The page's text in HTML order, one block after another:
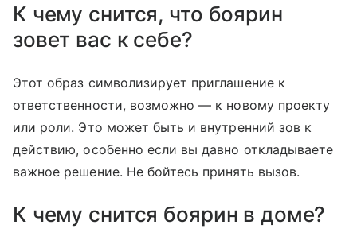
К чему снится, что боярин
зовет вас к себе?
Этот образ символизирует приглашение к
ответственности, возможно — к новому проекту
или роли. Это может быть и внутренний зов к
действию, особенно если вы давно откладываете
важное решение. Не бойтесь принять вызов.
К чему снится боярин в доме?